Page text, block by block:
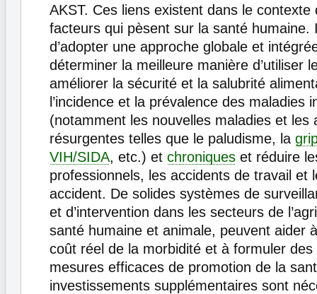
AKST. Ces liens existent dans le contexte
facteurs qui pèsent sur la santé humaine.
d’adopter une approche globale et
déterminer la meilleure manière d’utiliser
améliorer la sécurité et la salubrité
l’incidence et la prévalence des maladies
(notamment les nouvelles maladies et les
résurgentes telles que le paludisme, la
VIH/SIDA, etc.) et chroniques et réduire
professionnels, les accidents de travail et
accident. De solides systèmes de
et d’intervention dans les secteurs de
santé humaine et animale, peuvent aider
coût réel de la morbidité et à formuler
mesures efficaces de promotion de la
investissements supplémentaires sont